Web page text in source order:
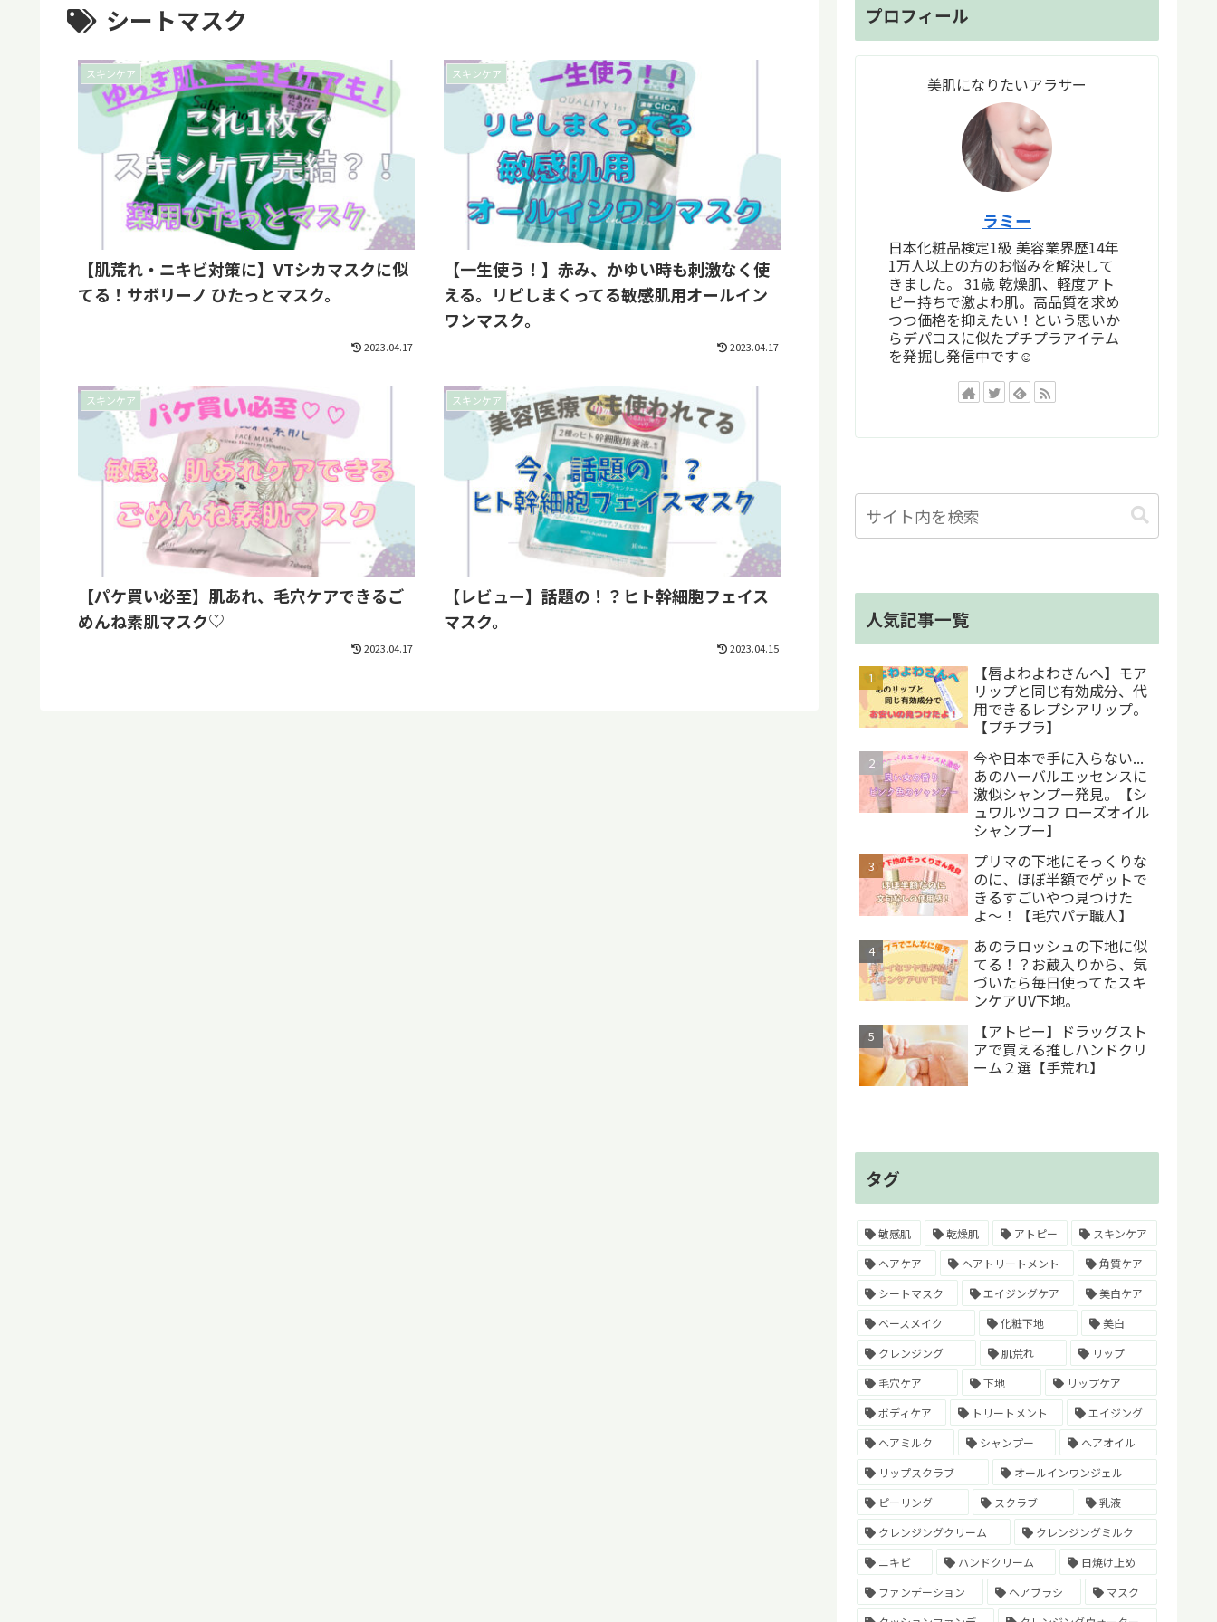
シートマスク
スキンケア
【肌荒れ・ニキビ対策に】VTシカマスクに似
てる！サボリーノ ひたっとマスク。
2023.04.17
スキンケア
【一生使う！】赤み、かゆい時も刺激なく使
える。リピしまくってる敏感肌用オールイン
ワンマスク。
2023.04.17
スキンケア
【パケ買い必至】肌あれ、毛穴ケアできるご
めんね素肌マスク♡
2023.04.17
スキンケア
【レビュー】話題の！？ヒト幹細胞フェイス
マスク。
2023.04.15
プロフィール
美肌になりたいアラサー
ラミー
日本化粧品検定1級 美容業界歴14年
1万人以上の方のお悩みを解決して
きました。 31歳 乾燥肌、軽度アト
ピー持ちで激よわ肌。高品質を求め
つつ価格を抑えたい！という思いか
らデパコスに似たプチプラアイテム
を発掘し発信中です☺︎
人気記事一覧
【唇よわよわさんへ】モア
リップと同じ有効成分、代
用できるレプシアリップ。
【プチプラ】
今や日本で手に入らない...
あのハーバルエッセンスに
激似シャンプー発見。【シ
ュワルツコフ ローズオイル
シャンプー】
プリマの下地にそっくりな
のに、ほぼ半額でゲットで
きるすごいやつ見つけた
よ〜！【毛穴パテ職人】
あのラロッシュの下地に似
てる！？お蔵入りから、気
づいたら毎日使ってたスキ
ンケアUV下地。
【アトピー】ドラッグスト
アで買える推しハンドクリ
ーム２選【手荒れ】
タグ
敏感肌 乾燥肌 アトピー
スキンケア
ヘアケア
ヘアトリートメント
角質ケア
シートマスク
エイジングケア
美白ケア
ベースメイク
化粧下地
美白
クレンジング
肌荒れ
リップ
毛穴ケア
下地
リップケア
ボディケア
トリートメント
エイジング
ヘアミルク
シャンプー
ヘアオイル
リップスクラブ
オールインワンジェル
ピーリング
スクラブ
乳液
クレンジングクリーム
クレンジングミルク
ニキビ
ハンドクリーム
日焼け止め
ファンデーション
ヘアブラシ
マスク